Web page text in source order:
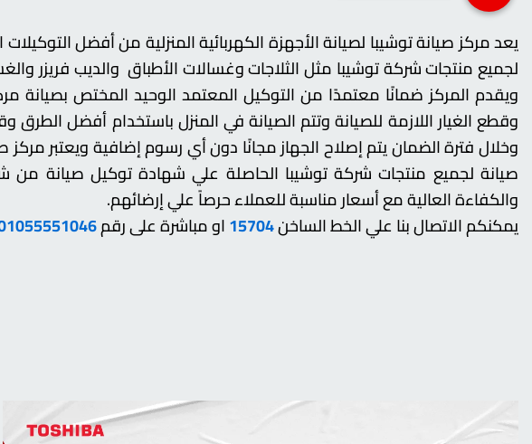
لجميع منتجات شركة توشيبا مثل الثلاجات وغسالات الأطباق والديب فريزر
ويقدم المركز ضمانًا معتمدًا من التوكيل المعتمد الوحيد المختص بصيانة
وقطع الغيار اللازمة للصيانة وتتم الصيانة في المنزل باستخدام أفضل الطرق
وخلال فترة الضمان يتم إصلاح الجهاز مجانًا دون أي رسوم إضافية ويعتبر مركز
صيانة لجميع منتجات شركة توشيبا الحاصلة علي شهادة توكيل صيانة من
والكفاءة العالية مع أسعار مناسبة للعملاء حرصاً علي إرضائهم.
يمكنكم الاتصال بنا علي الخط الساخن15704او مباشرة على رقم